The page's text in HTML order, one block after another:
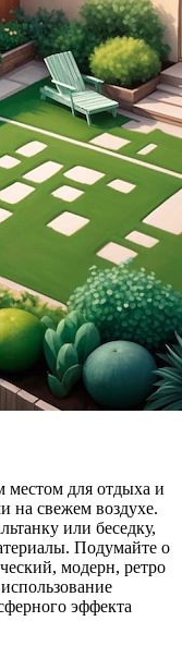
местом для отдыха и
на свежем воздухе.
или беседку,
Подумайте о
модерн, ретро
эффекта